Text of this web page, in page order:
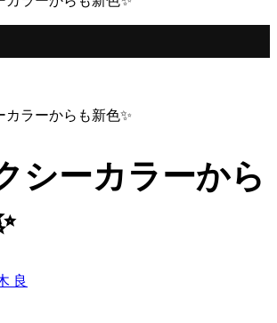
カラーからも新色✨
シーカラーから
良